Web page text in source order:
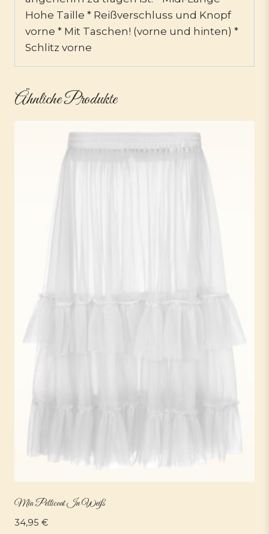
Hohe Taille * Reißverschluss und Knopf
vorne * Mit Taschen! (vorne und hinten) *
Schlitz vorne
Ähnliche Produkte
Mia Petticoat In Weiß
34,95 €